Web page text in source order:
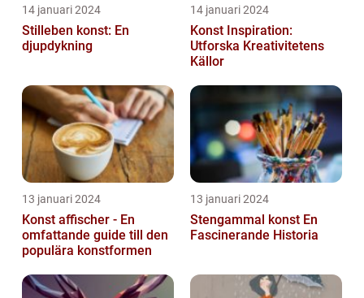
14 januari 2024
Stilleben konst: En
djupdykning
14 januari 2024
Konst Inspiration:
Utforska Kreativitetens
Källor
13 januari 2024
Konst affischer - En
omfattande guide till den
populära konstformen
13 januari 2024
Stengammal konst En
Fascinerande Historia